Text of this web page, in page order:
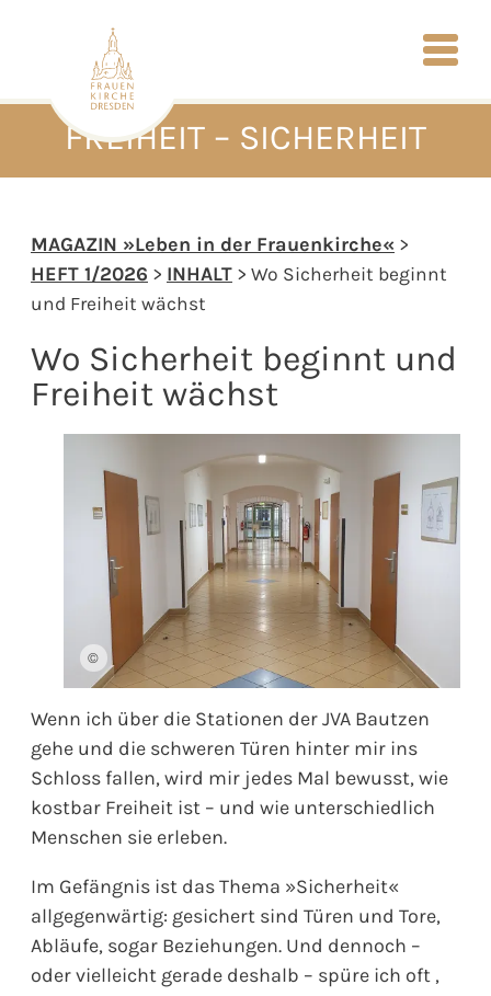
FREIHEIT – SICHERHEIT
MAGAZIN »Leben in der Frauenkirche« >
HEFT 1/2026 > INHALT > Wo Sicherheit beginnt
und Freiheit wächst
Wo Sicherheit beginnt und
Freiheit wächst
©
Wenn ich über die Stationen der JVA Bautzen
gehe und die schweren Türen hinter mir ins
Schloss fallen, wird mir jedes Mal bewusst, wie
kostbar Freiheit ist – und wie unterschiedlich
Menschen sie erleben.
Im Gefängnis ist das Thema »Sicherheit«
allgegenwärtig: gesichert sind Türen und Tore,
Abläufe, sogar Beziehungen. Und dennoch –
oder vielleicht gerade deshalb – spüre ich oft ,